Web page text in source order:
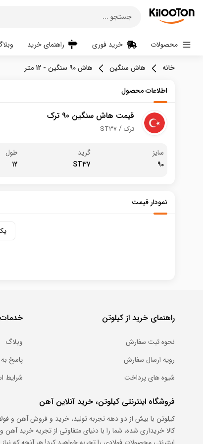
محصولات خرید فوری راهنمای خرید
جستجو ...
خانه هاش سنگین هاش 90 سنگین - 12 متر
اطلاعات محصول
قیمت هاش سنگین 90 ترک
ST37 ترک
سایز
90
گرید
ST37
طول
12
نمودار قیمت
وبلاگ
پاسخ
شرایط
راهنمای خرید از کیلوتن
نحوه ثبت سفارش
رویه ارسال سفارش
شیوه های پرداخت
فروشگاه اینترنتی کیلوتن، خرید آنلاین آهن
کیلوتن با بیش از دو دهه تجربه تولید، خرید و فروش آهن و
کالا خریداری شده، شما را با دنیای متفاوتی از تجربه خرید